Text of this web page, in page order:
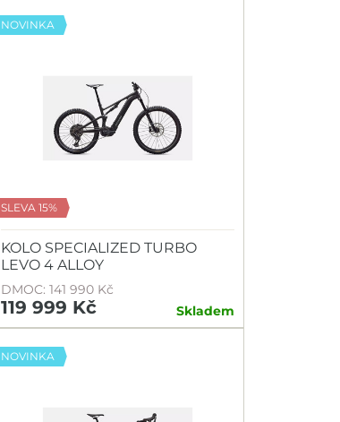
NOVINKA
SLEVA 15%
KOLO SPECIALIZED TURBO
LEVO 4 ALLOY
DMOC: 141 990 Kč
119 999 Kč Skladem
NOVINKA